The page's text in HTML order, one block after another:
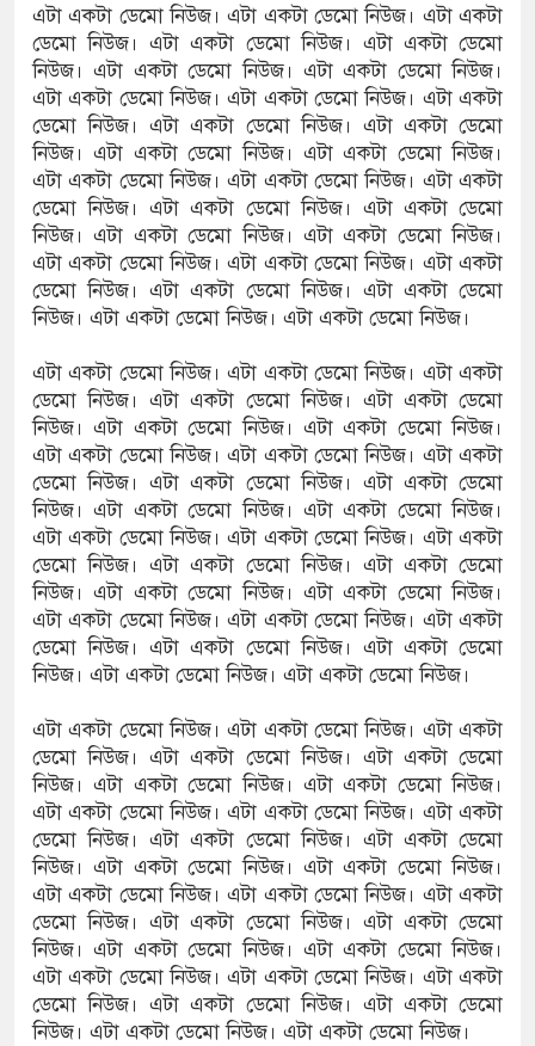
এটা একটা ডেমো নিউজ। এটা একটা ডেমো নিউজ। এটা একটা
ডেমো নিউজ। এটা একটা ডেমো নিউজ। এটা একটা ডেমো
নিউজ। এটা একটা ডেমো নিউজ। এটা একটা ডেমো নিউজ।
এটা একটা ডেমো নিউজ। এটা একটা ডেমো নিউজ। এটা একটা
ডেমো নিউজ। এটা একটা ডেমো নিউজ। এটা একটা ডেমো
নিউজ। এটা একটা ডেমো নিউজ। এটা একটা ডেমো নিউজ।
এটা একটা ডেমো নিউজ। এটা একটা ডেমো নিউজ। এটা একটা
ডেমো নিউজ। এটা একটা ডেমো নিউজ। এটা একটা ডেমো
নিউজ। এটা একটা ডেমো নিউজ। এটা একটা ডেমো নিউজ।
এটা একটা ডেমো নিউজ। এটা একটা ডেমো নিউজ। এটা একটা
ডেমো নিউজ। এটা একটা ডেমো নিউজ। এটা একটা ডেমো
নিউজ। এটা একটা ডেমো নিউজ। এটা একটা ডেমো নিউজ।
এটা একটা ডেমো নিউজ। এটা একটা ডেমো নিউজ। এটা একটা
ডেমো নিউজ। এটা একটা ডেমো নিউজ। এটা একটা ডেমো
নিউজ। এটা একটা ডেমো নিউজ। এটা একটা ডেমো নিউজ।
এটা একটা ডেমো নিউজ। এটা একটা ডেমো নিউজ। এটা একটা
ডেমো নিউজ। এটা একটা ডেমো নিউজ। এটা একটা ডেমো
নিউজ। এটা একটা ডেমো নিউজ। এটা একটা ডেমো নিউজ।
এটা একটা ডেমো নিউজ। এটা একটা ডেমো নিউজ। এটা একটা
ডেমো নিউজ। এটা একটা ডেমো নিউজ। এটা একটা ডেমো
নিউজ। এটা একটা ডেমো নিউজ। এটা একটা ডেমো নিউজ।
এটা একটা ডেমো নিউজ। এটা একটা ডেমো নিউজ। এটা একটা
ডেমো নিউজ। এটা একটা ডেমো নিউজ। এটা একটা ডেমো
নিউজ। এটা একটা ডেমো নিউজ। এটা একটা ডেমো নিউজ।
এটা একটা ডেমো নিউজ। এটা একটা ডেমো নিউজ। এটা একটা
ডেমো নিউজ। এটা একটা ডেমো নিউজ। এটা একটা ডেমো
নিউজ। এটা একটা ডেমো নিউজ। এটা একটা ডেমো নিউজ।
এটা একটা ডেমো নিউজ। এটা একটা ডেমো নিউজ। এটা একটা
ডেমো নিউজ। এটা একটা ডেমো নিউজ। এটা একটা ডেমো
নিউজ। এটা একটা ডেমো নিউজ। এটা একটা ডেমো নিউজ।
এটা একটা ডেমো নিউজ। এটা একটা ডেমো নিউজ। এটা একটা
ডেমো নিউজ। এটা একটা ডেমো নিউজ। এটা একটা ডেমো
নিউজ। এটা একটা ডেমো নিউজ। এটা একটা ডেমো নিউজ।
এটা একটা ডেমো নিউজ। এটা একটা ডেমো নিউজ। এটা একটা
ডেমো নিউজ। এটা একটা ডেমো নিউজ। এটা একটা ডেমো
নিউজ। এটা একটা ডেমো নিউজ। এটা একটা ডেমো নিউজ।